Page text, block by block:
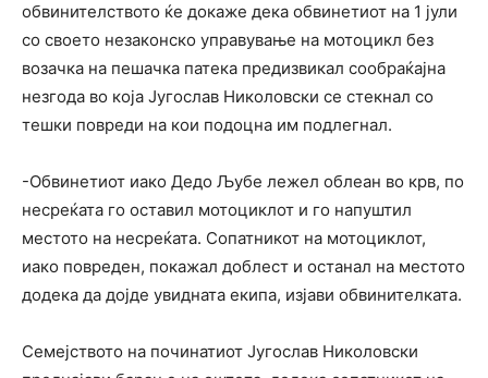
обвинителството ќе докаже дека обвинетиот на 1 јули
со своето незаконско управување на мотоцикл без
возачка на пешачка патека предизвикал сообраќајна
незгода во која Југослав Николовски се стекнал со
тешки повреди на кои подоцна им подлегнал.
-Обвинетиот иако Дедо Љубе лежел облеан во крв, по
несреќата го оставил мотоциклот и го напуштил
местото на несреќата. Сопатникот на мотоциклот,
иако повреден, покажал доблест и останал на местото
додека да дојде увидната екипа, изјави обвинителката.
Семејството на починатиот Југослав Николовски